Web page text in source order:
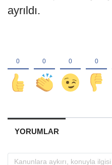
ayrıldı.
YORUMLAR